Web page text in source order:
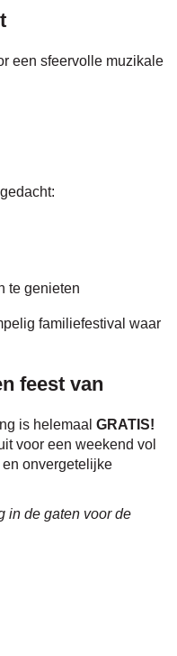
een sfeervolle muzikale
te genieten
familiefestival waar
feest van
is helemaal GRATIS!
voor een weekend vol
onvergetelijke
in de gaten voor de